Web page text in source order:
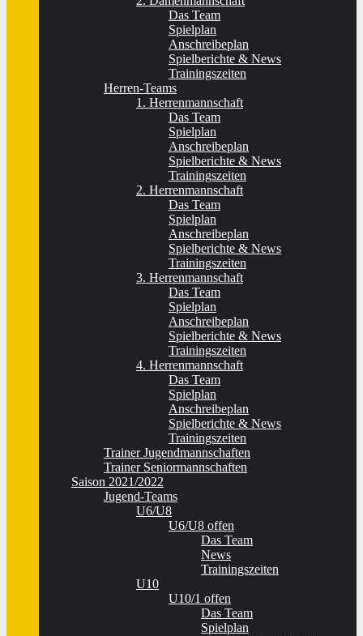
Das Team
Spielplan
Anschreibeplan
Spielberichte & News
Trainingszeiten
Herren-Teams
1. Herrenmannschaft
Das Team
Spielplan
Anschreibeplan
Spielberichte & News
Trainingszeiten
2. Herrenmannschaft
Das Team
Spielplan
Anschreibeplan
Spielberichte & News
Trainingszeiten
3. Herrenmannschaft
Das Team
Spielplan
Anschreibeplan
Spielberichte & News
Trainingszeiten
4. Herrenmannschaft
Das Team
Spielplan
Anschreibeplan
Spielberichte & News
Trainingszeiten
Trainer Jugendmannschaften
Trainer Seniormannschaften
Saison 2021/2022
Jugend-Teams
U6/U8
U6/U8 offen
Das Team
News
Trainingszeiten
U10
U10/1 offen
Das Team
Spielplan